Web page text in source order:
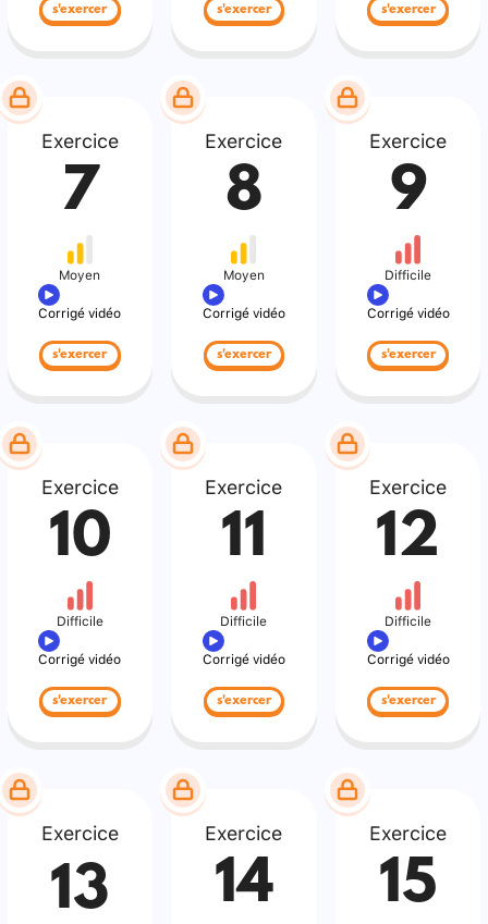
s'exercer s'exercer s'exercer
Exercice
7
Moyen
Corrigé vidéo
s'exercer
Exercice
8
Moyen
Corrigé vidéo
s'exercer
Exercice
9
Difficile
Corrigé vidéo
s'exercer
Exercice
10
Difficile
Corrigé vidéo
s'exercer
Exercice
11
Difficile
Corrigé vidéo
s'exercer
Exercice
12
Difficile
Corrigé vidéo
s'exercer
Exercice
13
Exercice
14
Exercice
15